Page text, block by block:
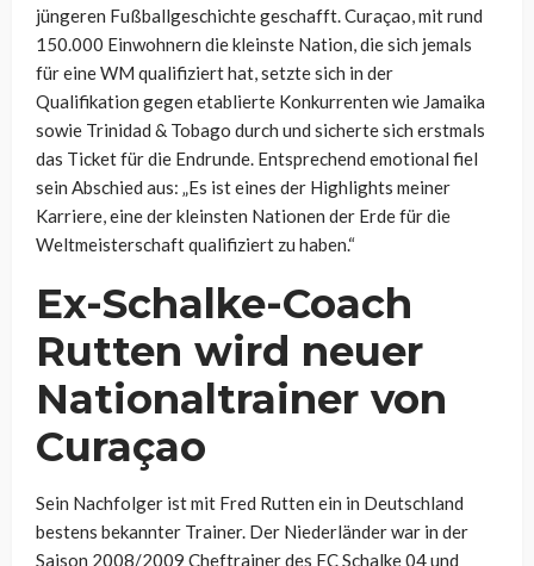
jüngeren Fußballgeschichte geschafft. Curaçao, mit rund
150.000 Einwohnern die kleinste Nation, die sich jemals
für eine WM qualifiziert hat, setzte sich in der
Qualifikation gegen etablierte Konkurrenten wie Jamaika
sowie Trinidad & Tobago durch und sicherte sich erstmals
das Ticket für die Endrunde. Entsprechend emotional fiel
sein Abschied aus: „Es ist eines der Highlights meiner
Karriere, eine der kleinsten Nationen der Erde für die
Weltmeisterschaft qualifiziert zu haben.“
Ex-Schalke-Coach
Rutten wird neuer
Nationaltrainer von
Curaçao
Sein Nachfolger ist mit Fred Rutten ein in Deutschland
bestens bekannter Trainer. Der Niederländer war in der
Saison 2008/2009 Cheftrainer des FC Schalke 04 und